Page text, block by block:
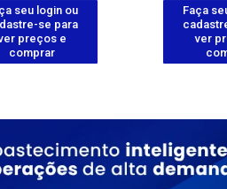
seu login ou
se para
preços e
comprar
Faça
ver